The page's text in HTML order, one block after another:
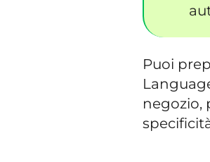
Puoi
negozio,